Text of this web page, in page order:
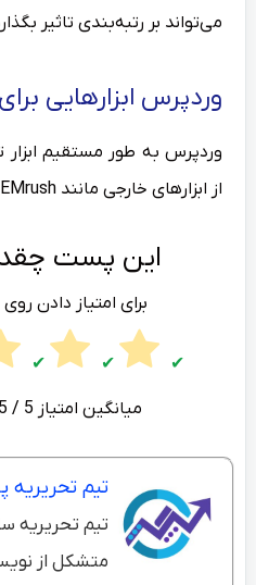
می‌تواند بر رتبه‌بندی تاثیر
وردپرس ابزارهایی
وردپرس به طور مستقیم ابزار
از ابزارهای خارجی مانند SEMrush استفاده کرد.
این پست
برای امتیاز دادن
میانگین امتیاز 5 / 5. تعداد رای ها:
تیم تحریریه
تیم تحریریه
متشکل از